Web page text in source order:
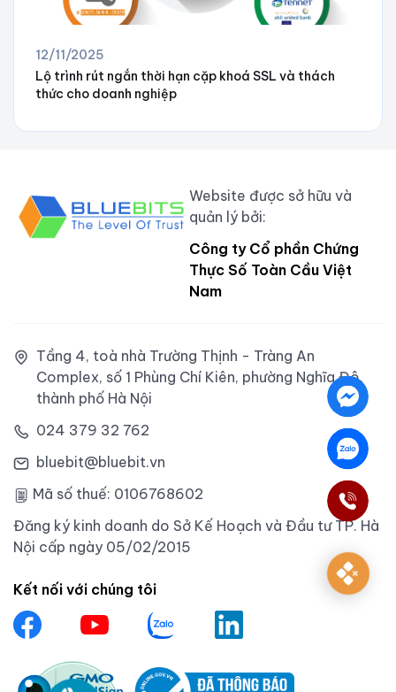
12/11/2025
Lộ trình rút ngắn thời hạn cặp khoá SSL và thách
thức cho doanh nghiệp
Website được sở hữu và
quản lý bởi:
Công ty Cổ phần Chứng
Thực Số Toàn Cầu Việt
Nam
Tầng 4, toà nhà Trường Thịnh - Tràng An
Complex, số 1 Phùng Chí Kiên, phường Nghĩa Đô,
thành phố Hà Nội
024 379 32 762
bluebit@bluebit.vn
Mã số thuế: 0106768602
Đăng ký kinh doanh do Sở Kế Hoạch và Đầu tư TP. Hà
Nội cấp ngày 05/02/2015
Kết nối với chúng tôi